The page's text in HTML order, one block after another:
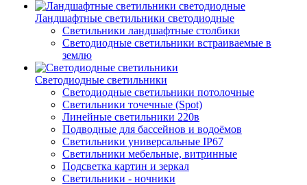
Ландшафтные светильники светодиодные
Светильники ландшафтные столбики
Светодиодные светильники встраиваемые в
землю
Светодиодные светильники
Светодиодные светильники потолочные
Светильники точечные (Spot)
Линейные светильники 220в
Подводные для бассейнов и водоёмов
Светильники универсальные IP67
Светильники мебельные, витринные
Подсветка картин и зеркал
Светильники - ночники